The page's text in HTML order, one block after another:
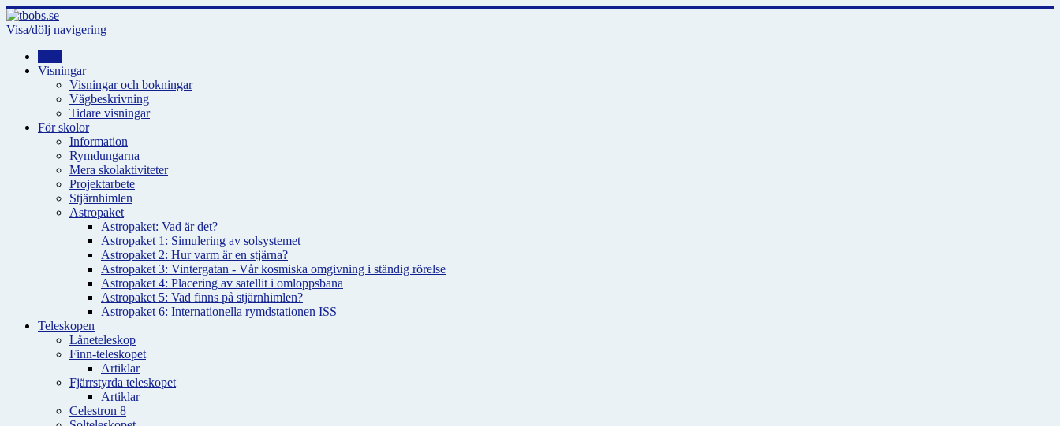
Visa/dölj navigering
Visningar
Visningar och bokningar
Vägbeskrivning
Tidare visningar
För skolor
Information
Rymdungarna
Mera skolaktiviteter
Projektarbete
Stjärnhimlen
Astropaket
Astropaket: Vad är det?
Astropaket 1: Simulering av solsystemet
Astropaket 2: Hur varm är en stjärna?
Astropaket 3: Vintergatan - Vår kosmiska omgivning i ständig rörelse
Astropaket 4: Placering av satellit i omloppsbana
Astropaket 5: Vad finns på stjärnhimlen?
Astropaket 6: Internationella rymdstationen ISS
Teleskopen
Låneteleskop
Finn-teleskopet
Artiklar
Fjärrstyrda teleskopet
Artiklar
Celestron 8